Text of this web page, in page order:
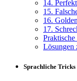
14.
15.
16.
17.
Lösungen
Sprachliche Tricks